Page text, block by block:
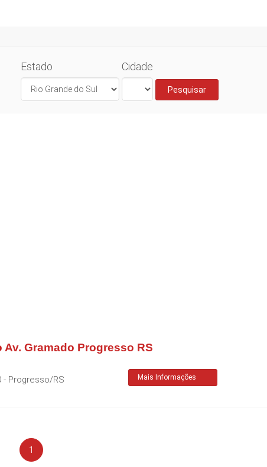
Estado Cidade
Pesquisar
Gramado Progresso RS
- Progresso/RS Mais Informações
1